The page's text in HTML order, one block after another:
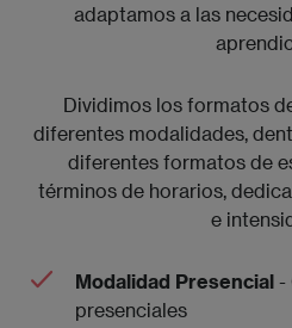
adaptamos a las
Dividimos los formatos
diferentes modalidades,
diferentes formatos de
términos de horarios,
e
Modalidad Presencial -
presenciales